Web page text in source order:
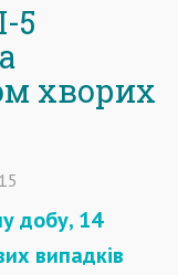
5
хворих
добу, 14
випадків